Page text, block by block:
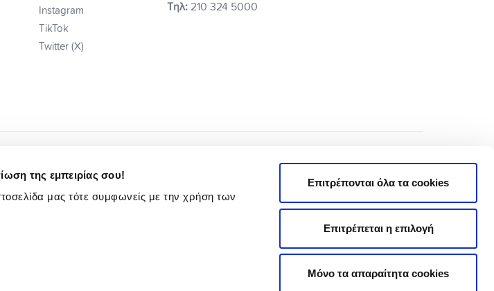
της εμπειρίας σου!
μας τότε συμφωνείς με την χρήση των
Επιτρέπονται όλα τα cookies
Επιτρέπεται η επιλογή
Μόνο τα απαραίτητα cookies
Instagram
TikTok
Twitter (X)
Τηλ: 210 324 5000
Όροι Χρήσης